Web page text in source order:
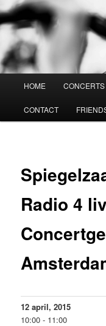
Vespucci
Spring
naar
primaire
HOME CONCERTS
CONTACT
Radio 4
12 april, 2015
10:00 - 11:00